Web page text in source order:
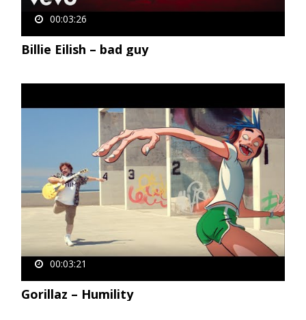
00:03:26
Billie Eilish – bad guy
00:03:21
Gorillaz – Humility